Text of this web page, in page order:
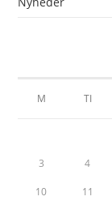
M TI
3 4
10 11